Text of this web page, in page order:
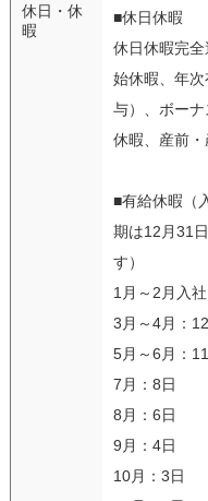
休日・休
暇
■休日休暇
休日休暇完
始休暇、年
与）、ボー
休暇、産前
■有給休暇（
期は12月31
す）
1月～2月入
3月～4月：
5月～6月：
7月：8日
8月：6日
9月：4日
10月：3日